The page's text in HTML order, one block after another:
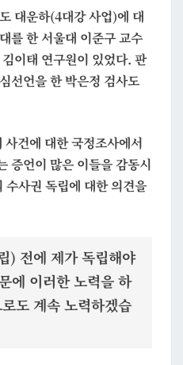
권
은
희
대운하(4대강 사업)에 대
를 한 서울대 이준구 교수
이태 연구원이 있었다. 판
선언을 한 박은정 검사도
건에 대한 국정조사에서
증언이 많은 이들을 감동시
수사권 독립에 대한 의견을
) 전에 제가 독립해야
에 이러한 노력을 하
도 계속 노력하겠습